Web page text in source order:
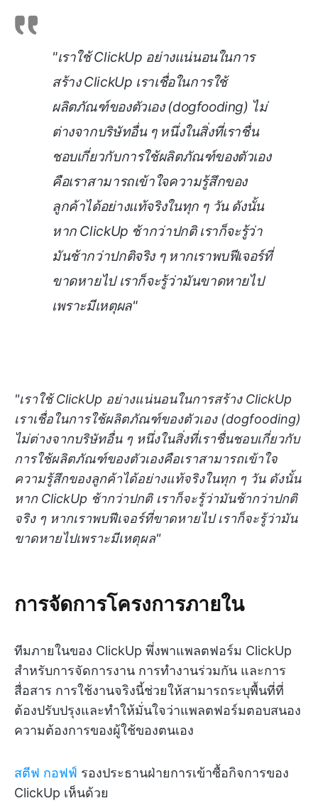
"เราใช้ ClickUp อย่างแน่นอนในการ
สร้าง ClickUp เราเชื่อในการใช้
ผลิตภัณฑ์ของตัวเอง (dogfooding) ไม่
ต่างจากบริษัทอื่น ๆ หนึ่งในสิ่งที่เราชื่น
ชอบเกี่ยวกับการใช้ผลิตภัณฑ์ของตัวเอง
คือเราสามารถเข้าใจความรู้สึกของ
ลูกค้าได้อย่างแท้จริงในทุก ๆ วัน ดังนั้น
หาก ClickUp ช้ากว่าปกติ เราก็จะรู้ว่า
มันช้ากว่าปกติจริง ๆ หากเราพบฟีเจอร์ที่
ขาดหายไป เราก็จะรู้ว่ามันขาดหายไป
เพราะมีเหตุผล"
"เราใช้ ClickUp อย่างแน่นอนในการสร้าง ClickUp
เราเชื่อในการใช้ผลิตภัณฑ์ของตัวเอง (dogfooding)
ไม่ต่างจากบริษัทอื่น ๆ หนึ่งในสิ่งที่เราชื่นชอบเกี่ยวกับ
การใช้ผลิตภัณฑ์ของตัวเองคือเราสามารถเข้าใจ
ความรู้สึกของลูกค้าได้อย่างแท้จริงในทุก ๆ วัน ดังนั้น
หาก ClickUp ช้ากว่าปกติ เราก็จะรู้ว่ามันช้ากว่าปกติ
จริง ๆ หากเราพบฟีเจอร์ที่ขาดหายไป เราก็จะรู้ว่ามัน
ขาดหายไปเพราะมีเหตุผล"
การจัดการโครงการภายใน
ทีมภายในของ ClickUp พึ่งพาแพลตฟอร์ม ClickUp
สำหรับการจัดการงาน การทำงานร่วมกัน และการ
สื่อสาร การใช้งานจริงนี้ช่วยให้สามารถระบุพื้นที่ที่
ต้องปรับปรุงและทำให้มั่นใจว่าแพลตฟอร์มตอบสนอง
ความต้องการของผู้ใช้ของตนเอง
สตีฟ กอฟฟ์ รองประธานฝ่ายการเข้าซื้อกิจการของ
ClickUp เห็นด้วย